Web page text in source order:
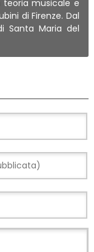
teoria musicale e
di Firenze. Dal
Santa Maria del